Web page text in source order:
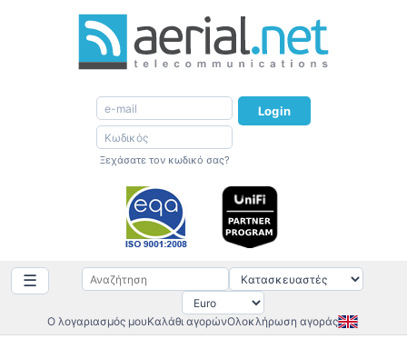
Login
Ξεχάσατε τον κωδικό σας?
☰
Ο λογαριασμός μουΚαλάθι αγορώνΟλοκλήρωση αγοράς